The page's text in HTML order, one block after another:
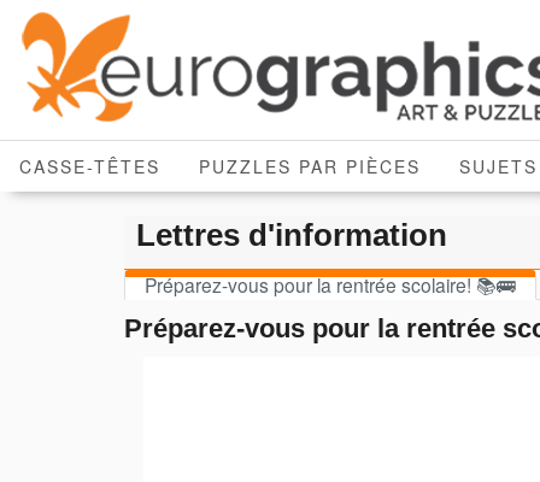
CASSE-TÊTES PUZZLES PAR PIÈCES SUJETS
Lettres d'information
Préparez-vous pour la rentrée scolaire! 📚🚌
Préparez-vous pour la rentrée